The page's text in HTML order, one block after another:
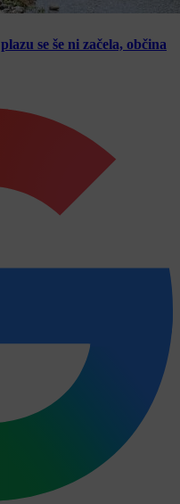
se še ni začela, občina